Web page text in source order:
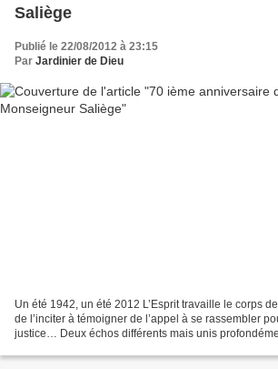
Saliège
Publié le 22/08/2012 à 23:15
Par Jardinier de Dieu
Un été 1942, un été 2012 L’Esprit travaille le corps
de l’inciter à témoigner de l’appel à se rassembler
justice… Deux échos différents mais unis